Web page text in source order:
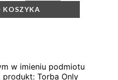
KOSZYKA
w imieniu podmiotu
Torba Only